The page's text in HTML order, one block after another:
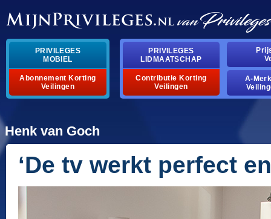
PRIVILEGES
MOBIEL
Abonnement Korting
Veilingen
PRIVILEGES
LIDMAATSCHAP
Contributie Korting
Veilingen
A-
Henk van Goch
‘De tv werkt perfect